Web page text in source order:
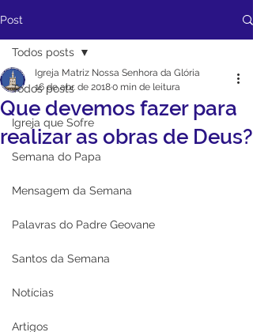
Post
Todos posts
Igreja que Sofre
Semana do Papa
Mensagem da Semana
Palavras do Padre Geovane
Santos da Semana
Notícias
Artigos
Todos posts
Que devemos fazer para
realizar as obras de Deus?
Igreja Matriz Nossa Senhora da Glória
16 de abr. de 20180 min de leitura